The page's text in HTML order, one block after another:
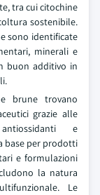
tra cui citochine
sostenibile.
sono identificate
minerali e
buon additivo in
brune trovano
grazie alle
e
base per prodotti
e formulazioni
la natura
Le